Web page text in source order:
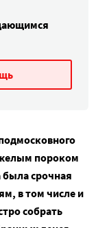
пороком
срочная
в том числе и
собрать